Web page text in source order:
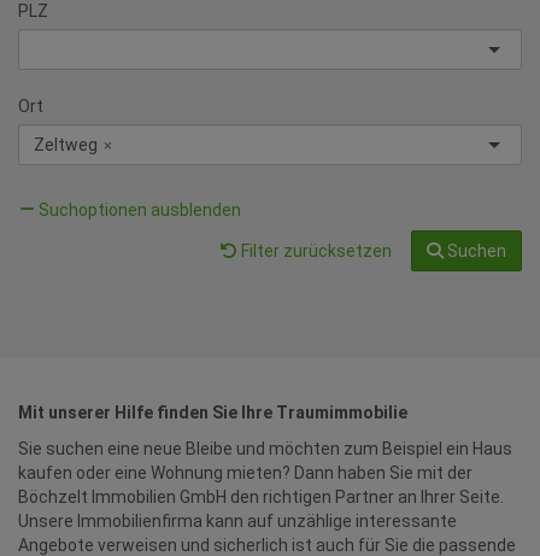
PLZ
Ort
Zeltweg ×
Suchoptionen ausblenden
Filter zurücksetzen Suchen
Mit unserer Hilfe finden Sie Ihre Traumimmobilie
Sie suchen eine neue Bleibe und möchten zum Beispiel ein Haus
kaufen oder eine Wohnung mieten? Dann haben Sie mit der
Böchzelt Immobilien GmbH den richtigen Partner an Ihrer Seite.
Unsere Immobilienfirma kann auf unzählige interessante
Angebote verweisen und sicherlich ist auch für Sie die passende